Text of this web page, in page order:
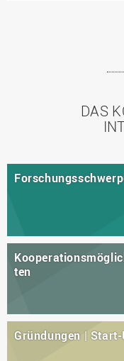
DAS
ten
Gründungen |